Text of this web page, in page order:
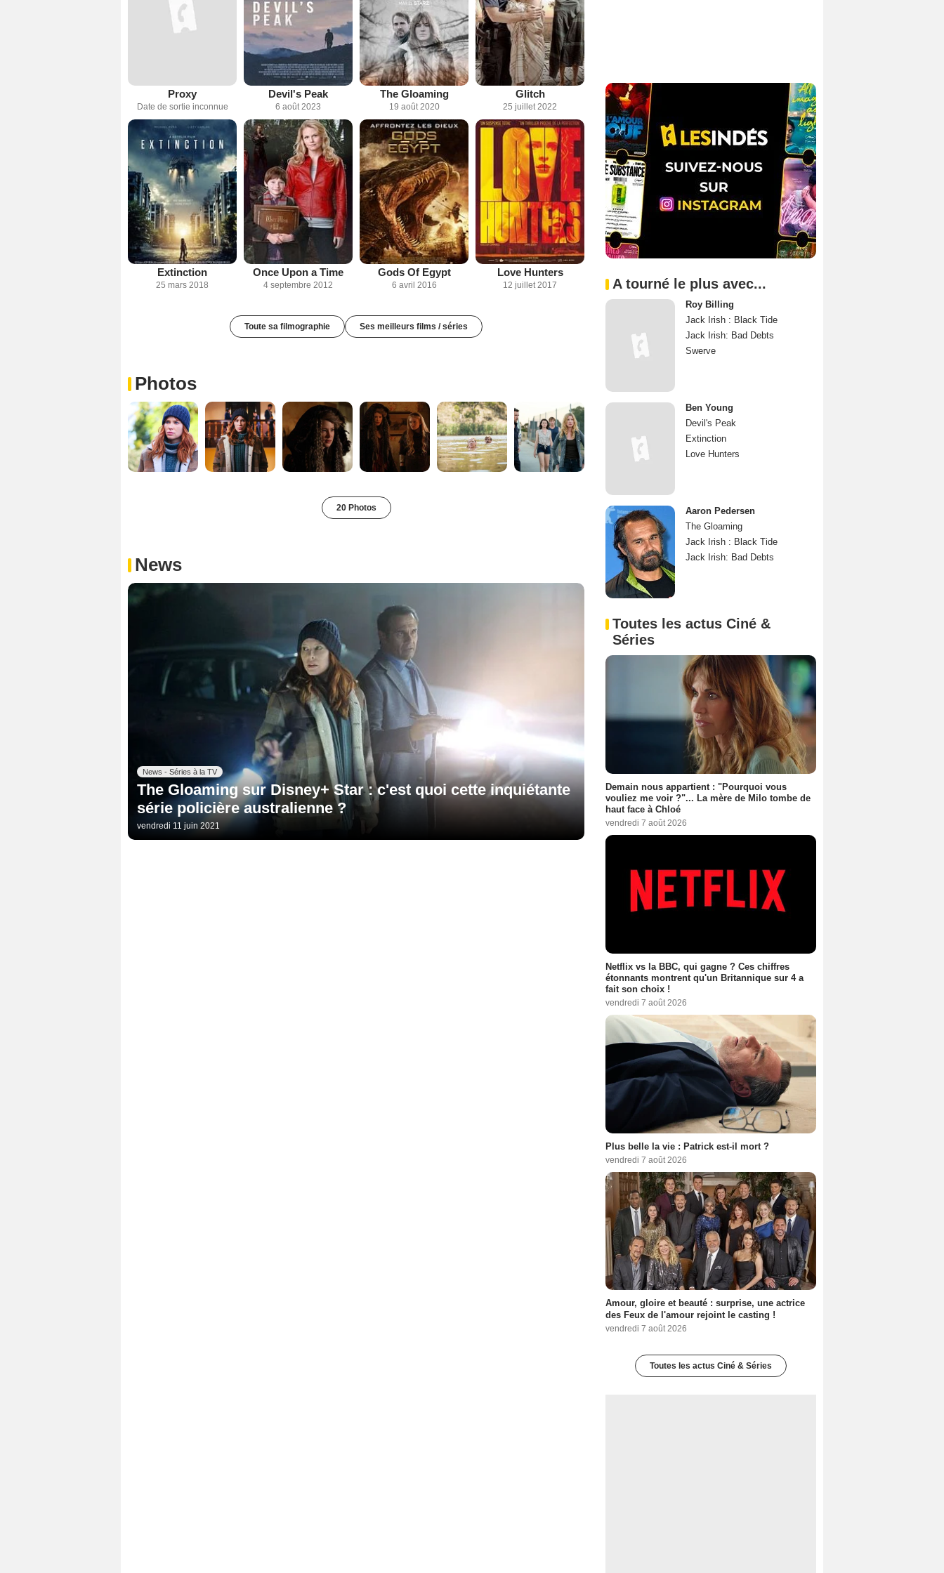
Proxy
Date de sortie inconnue
Devil's Peak
6 août 2023
The Gloaming
19 août 2020
Glitch
25 juillet 2022
Extinction
25 mars 2018
Once Upon a Time
4 septembre 2012
Gods Of Egypt
6 avril 2016
Love Hunters
12 juillet 2017
Toute sa filmographie Ses meilleurs films / séries
Photos
20 Photos
News
News - Séries à la TV
The Gloaming sur Disney+ Star : c'est quoi cette inquiétante
série policière australienne ?
vendredi 11 juin 2021
A tourné le plus avec...
Roy Billing
Jack Irish : Black Tide
Jack Irish: Bad Debts
Swerve
Ben Young
Devil's Peak
Extinction
Love Hunters
Aaron Pedersen
The Gloaming
Jack Irish : Black Tide
Jack Irish: Bad Debts
Toutes les actus Ciné &
Séries
Demain nous appartient : "Pourquoi vous
vouliez me voir ?"... La mère de Milo tombe de
haut face à Chloé
vendredi 7 août 2026
Netflix vs la BBC, qui gagne ? Ces chiffres
étonnants montrent qu'un Britannique sur 4 a
fait son choix !
vendredi 7 août 2026
Plus belle la vie : Patrick est-il mort ?
vendredi 7 août 2026
Amour, gloire et beauté : surprise, une actrice
des Feux de l'amour rejoint le casting !
vendredi 7 août 2026
Toutes les actus Ciné & Séries